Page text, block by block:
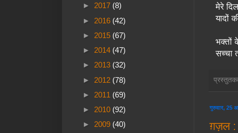
मेरे
यादों
भक्तों
सच्चा
गुरुवार, 25
ग़ज़ल :
► 2017 (8)
► 2016 (42)
► 2015 (67)
► 2014 (47)
► 2013 (32)
► 2012 (78)
► 2011 (69)
► 2010 (92)
► 2009 (40)